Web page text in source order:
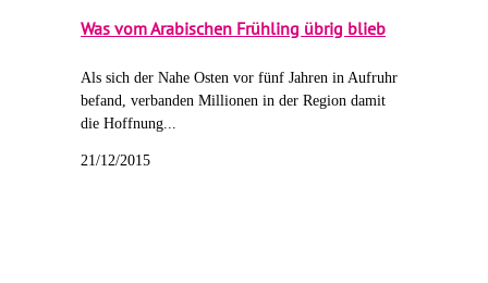
Was vom Arabischen Frühling übrig blieb
Als sich der Nahe Osten vor fünf Jahren in Aufruhr
befand, verbanden Millionen in der Region damit
die Hoffnung...
21/12/2015